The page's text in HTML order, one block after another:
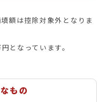
額は控除対象外となりま
となっています。
もの